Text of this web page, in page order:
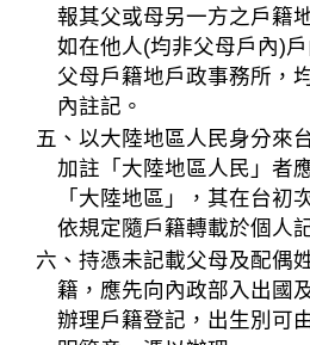
報其父或母另一方之戶籍
如在他人(均非父母戶內)
父母戶籍地戶政事務所，
內註記。
五、以大陸地區人民身分來
加註「大陸地區人民」者
「大陸地區」，其在台初
依規定隨戶籍轉載於個人
六、持憑未記載父母及配偶
籍，應先向內政部入出國
辦理戶籍登記，出生別可